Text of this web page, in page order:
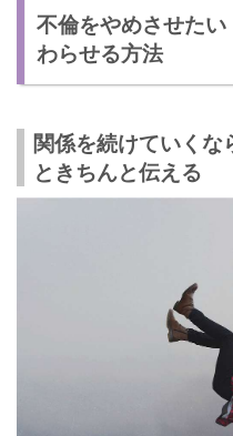
不倫をやめさせた
わらせる方法
関係を続けていくな
ときちんと伝える